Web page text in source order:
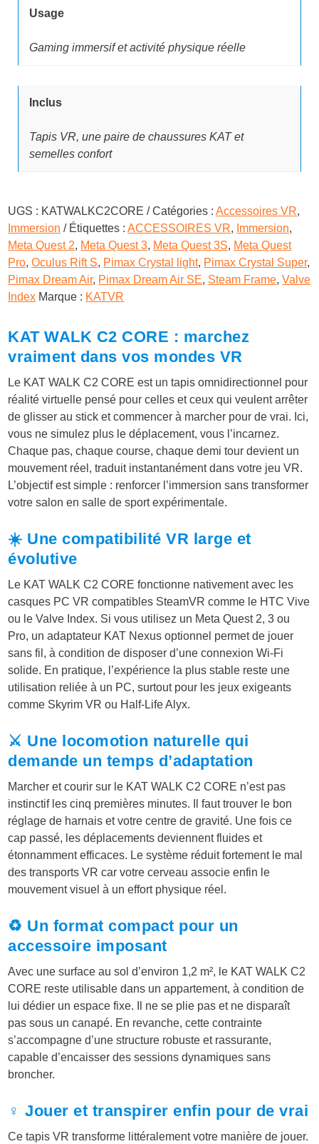
Usage
Gaming immersif et activité physique réelle
Inclus
Tapis VR, une paire de chaussures KAT et
semelles confort
UGS : KATWALKC2CORE Catégories :Accessoires VR,
Immersion
Étiquettes :ACCESSOIRES VR, Immersion,
Meta Quest 2, Meta Quest 3, Meta Quest 3S, Meta Quest
Pro,Oculus Rift S, Pimax Crystal light, Pimax Crystal Super,
Pimax Dream Air, Pimax Dream Air SE, Steam Frame,Valve
Index Marque : KATVR
KAT WALK C2 CORE : marchez
vraiment dans vos mondes VR
Le KAT WALK C2 CORE est un tapis omnidirectionnel pour
réalité virtuelle pensé pour celles et ceux qui veulent arrêter
de glisser au stick et commencer à marcher pour de vrai. Ici,
vous ne simulez plus le déplacement, vous l’incarnez.
Chaque pas, chaque course, chaque demi tour devient un
mouvement réel, traduit instantanément dans votre jeu VR.
L’objectif est simple : renforcer l’immersion sans transformer
votre salon en salle de sport expérimentale.
☀️ Une compatibilité VR large et
évolutive
Le KAT WALK C2 CORE fonctionne nativement avec les
casques PC VR compatibles SteamVR comme le HTC Vive
ou le Valve Index. Si vous utilisez un Meta Quest 2, 3 ou
Pro, un adaptateur KAT Nexus optionnel permet de jouer
sans fil, à condition de disposer d’une connexion Wi-Fi
solide. En pratique, l’expérience la plus stable reste une
utilisation reliée à un PC, surtout pour les jeux exigeants
comme Skyrim VR ou Half-Life Alyx.
⚔️ Une locomotion naturelle qui
demande un temps d’adaptation
Marcher et courir sur le KAT WALK C2 CORE n’est pas
instinctif les cinq premières minutes. Il faut trouver le bon
réglage de harnais et votre centre de gravité. Une fois ce
cap passé, les déplacements deviennent fluides et
étonnamment efficaces. Le système réduit fortement le mal
des transports VR car votre cerveau associe enfin le
mouvement visuel à un effort physique réel.
♻️ Un format compact pour un
accessoire imposant
Avec une surface au sol d’environ 1,2 m², le KAT WALK C2
CORE reste utilisable dans un appartement, à condition de
lui dédier un espace fixe. Il ne se plie pas et ne disparaît
pas sous un canapé. En revanche, cette contrainte
s’accompagne d’une structure robuste et rassurante,
capable d’encaisser des sessions dynamiques sans
broncher.
♀️ Jouer et transpirer enfin pour de vrai
Ce tapis VR transforme littéralement votre manière de jouer.